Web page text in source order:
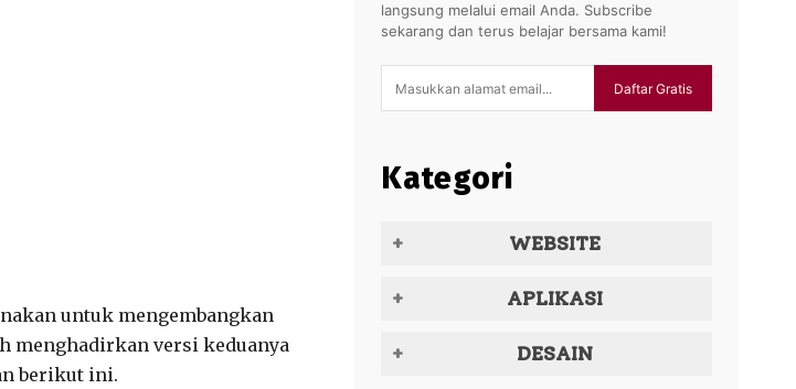
untuk mengembangkan
menghadirkan versi keduanya
berikut ini.
langsung melalui email Anda. Subscribe
sekarang dan terus belajar bersama kami!
Daftar Gratis
Kategori
WEBSITE
APLIKASI
DESAIN